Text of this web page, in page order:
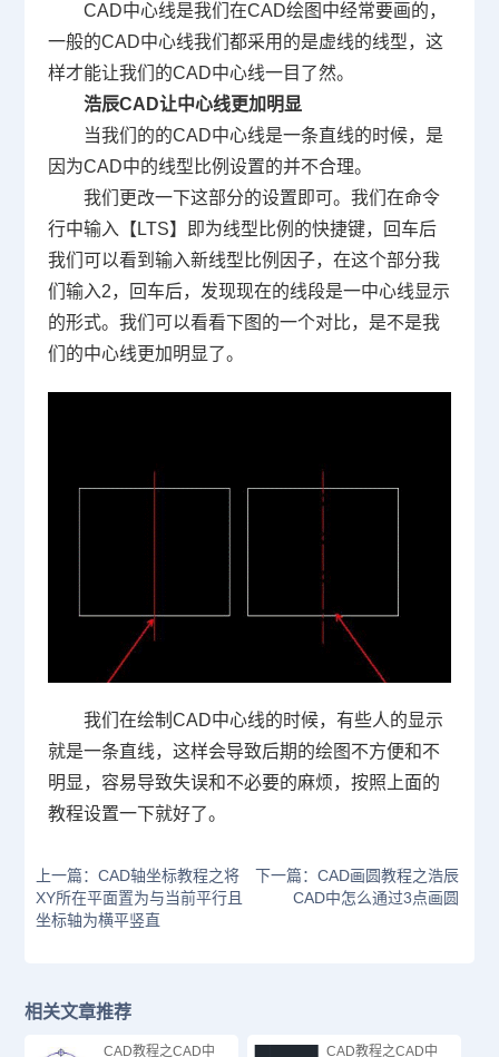
CAD中心线是我们在CAD绘图中经常要画的，
一般的CAD中心线我们都采用的是虚线的线型，这
样才能让我们的CAD中心线一目了然。
浩辰CAD让中心线更加明显
当我们的的CAD中心线是一条直线的时候，是
因为CAD中的线型比例设置的并不合理。
我们更改一下这部分的设置即可。我们在命令
行中输入【 LTS】即为线型比例的快捷键，回车后
我们可以看到输入新线型比例因子，在这个部分我
们输入2，回车后，发现现在的线段是一中心线显示
的形式。我们可以看看下图的一个对比，是不是我
们的中心线更加明显了。
我们在绘制 CAD中心线的时候，有些人的显示
就是一条直线，这样会导致后期的绘图不方便和不
明显，容易导致失误和不必要的麻烦，按照上面的
教程设置一下就好了。
上一篇：CAD轴坐标教程之将
XY所在平面置为与当前平行且
坐标轴为横平竖直
下一篇：CAD画圆教程之浩辰
CAD中怎么通过3点画圆
相关文章推荐
CAD教程之CAD中 CAD教程之CAD中